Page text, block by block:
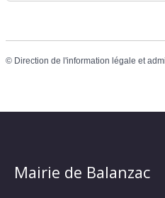
© Direction de l'information légale et
Mairie de Balanzac